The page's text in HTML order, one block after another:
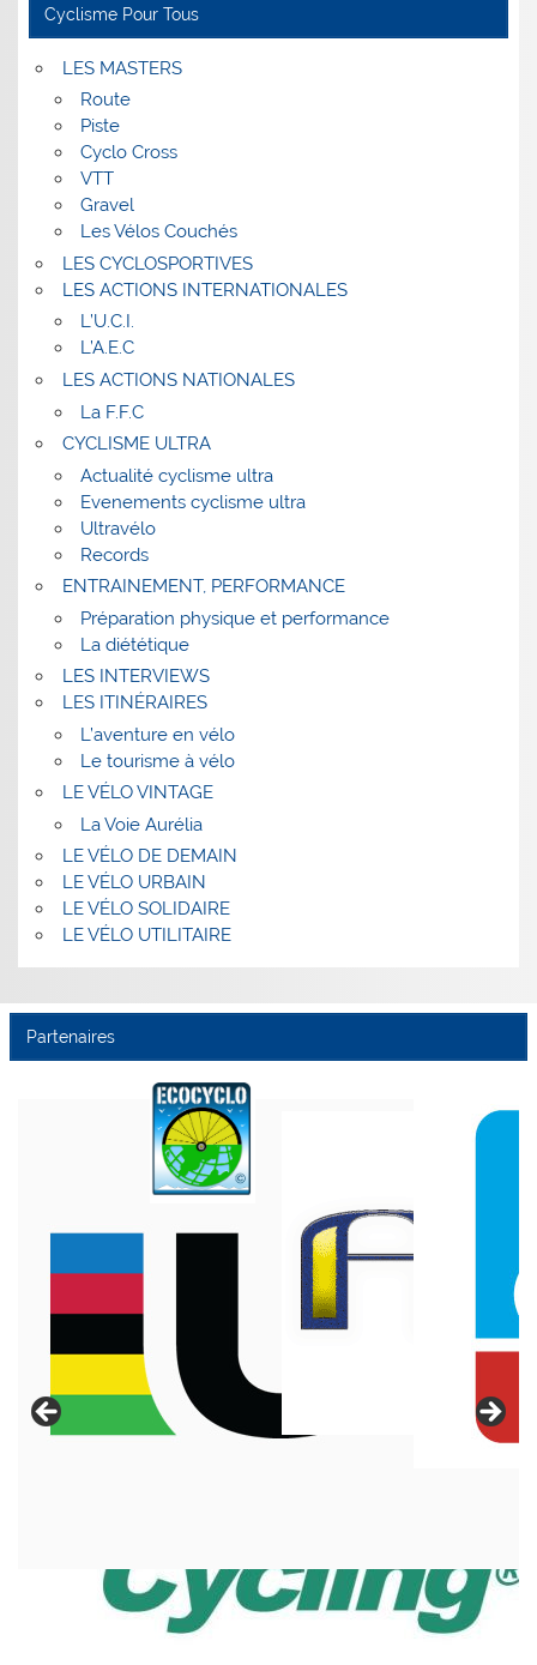
Cyclisme Pour Tous
LES MASTERS
Route
Piste
Cyclo Cross
VTT
Gravel
Les Vélos Couchés
LES CYCLOSPORTIVES
LES ACTIONS INTERNATIONALES
L’U.C.I.
L’A.E.C
LES ACTIONS NATIONALES
La F.F.C
CYCLISME ULTRA
Actualité cyclisme ultra
Evenements cyclisme ultra
Ultravélo
Records
ENTRAINEMENT, PERFORMANCE
Préparation physique et performance
La diététique
LES INTERVIEWS
LES ITINÉRAIRES
L’aventure en vélo
Le tourisme à vélo
LE VÉLO VINTAGE
La Voie Aurélia
LE VÉLO DE DEMAIN
LE VÉLO URBAIN
LE VÉLO SOLIDAIRE
LE VÉLO UTILITAIRE
Partenaires